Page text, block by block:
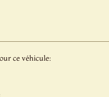
ce véhicule: